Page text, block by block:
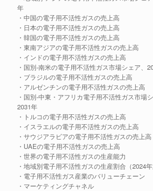
年
・中国の電子用不活性ガスの売上高
・日本の電子用不活性ガスの売上高
・韓国の電子用不活性ガスの売上高
・東南アジアの電子用不活性ガスの売上高
・インドの電子用不活性ガスの売上高
・国別-南米の電子用不活性ガス市場シェア、
・ブラジルの電子用不活性ガスの売上高
・アルゼンチンの電子用不活性ガスの売上高
・国別-中東・アフリカ電子用不活性ガス市場
2031年
・トルコの電子用不活性ガスの売上高
・イスラエルの電子用不活性ガスの売上高
・サウジアラビアの電子用不活性ガスの売上高
・UAEの電子用不活性ガスの売上高
・世界の電子用不活性ガスの生産能力
・地域別電子用不活性ガスの生産割合（2024年
・電子用不活性ガス産業のバリューチェーン
・マーケティングチャネル